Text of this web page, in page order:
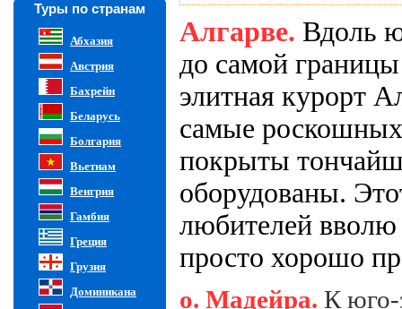
Туры по странам
Абхазия
Австрия
Бахрейн
Беларусь
Болгария
Вьетнам
Венгрия
Гамбия
Греция
Грузия
Доминикана
Алгарве. Вдоль
до самой
элитная курорт
самые
покрыты
оборудованы.
любителей вволю
просто хорошо
о. Мадейра. К юго-